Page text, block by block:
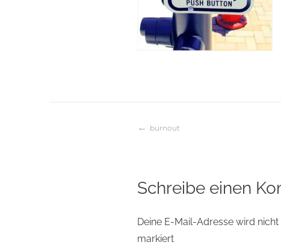
burnout
Schreibe einen
Deine E-Mail-Adresse wird
markiert